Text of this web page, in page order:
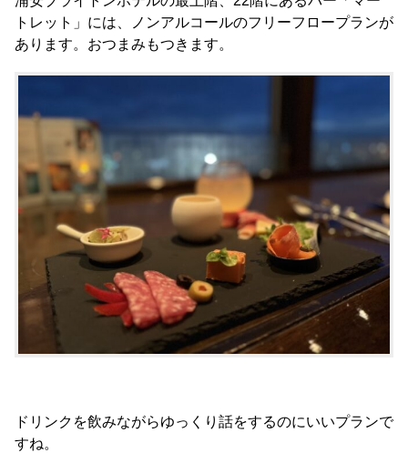
トレット」には、ノンアルコールのフリーフロープランが
あります。おつまみもつきます。
ドリンクを飲みながらゆっくり話をするのにいいプランで
すね。